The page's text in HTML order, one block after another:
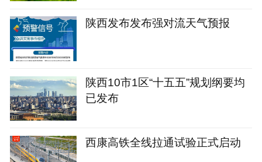
陕西发布发布强对流天气预报
陕西10市1区“十五五”规划纲要均
已发布
西康高铁全线拉通试验正式启动